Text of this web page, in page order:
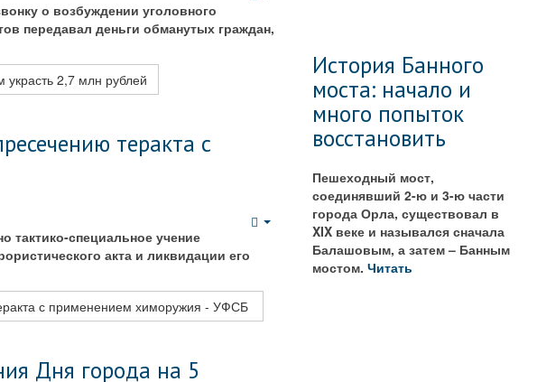
о возбуждении уголовного
передавал деньги обманутых граждан,
2,7 млн рублей
теракта с
тактико-специальное учение
акта и ликвидации его
с применением химоружия - УФСБ
Дня города на 5
История Банного
моста: начало и
много попыток
восстановить
Пешеходный мост,
соединявший 2-ю и 3-ю части
города Орла, существовал в
XIX веке и назывался сначала
Балашовым, а затем – Банным
мостом.Читать